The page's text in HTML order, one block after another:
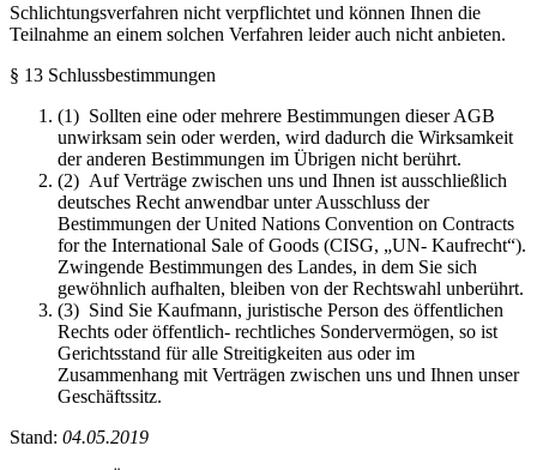
Schlichtungsverfahren nicht verpflichtet und können Ihnen die
Teilnahme an einem solchen Verfahren leider auch nicht anbieten.
§ 13 Schlussbestimmungen
(1) Sollten eine oder mehrere Bestimmungen dieser AGB
unwirksam sein oder werden, wird dadurch die Wirksamkeit
der anderen Bestimmungen im Übrigen nicht berührt.
(2) Auf Verträge zwischen uns und Ihnen ist ausschließlich
deutsches Recht anwendbar unter Ausschluss der
Bestimmungen der United Nations Convention on Contracts
for the International Sale of Goods (CISG, „UN- Kaufrecht“).
Zwingende Bestimmungen des Landes, in dem Sie sich
gewöhnlich aufhalten, bleiben von der Rechtswahl unberührt.
(3) Sind Sie Kaufmann, juristische Person des öffentlichen
Rechts oder öffentlich- rechtliches Sondervermögen, so ist
Gerichtsstand für alle Streitigkeiten aus oder im
Zusammenhang mit Verträgen zwischen uns und Ihnen unser
Geschäftssitz.
Stand: 04.05.2019